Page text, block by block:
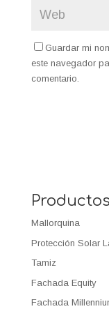
Guardar mi
este navegador
comentario.
Productos
Mallorquina
Protección Solar
Tamiz
Fachada Equity
Fachada